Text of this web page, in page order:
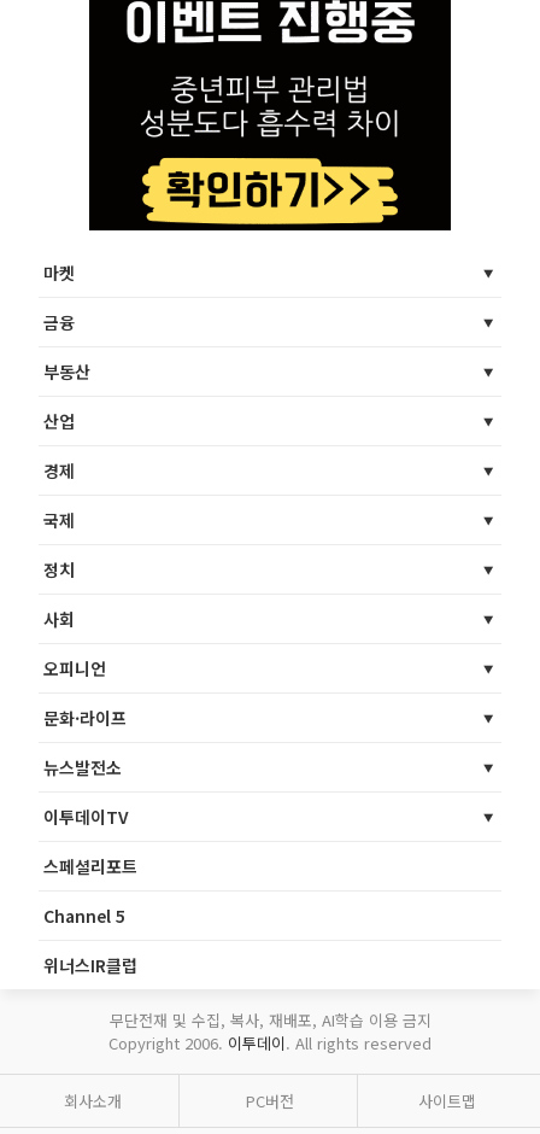
마켓
금융
부동산
산업
경제
국제
정치
사회
오피니언
문화·라이프
뉴스발전소
이투데이TV
스페셜리포트
Channel 5
위너스IR클럽
무단전재 및 수집, 복사, 재배포, AI학습 이용 금지
Copyright 2006. 이투데이. All rights reserved
회사소개 PC버전 사이트맵